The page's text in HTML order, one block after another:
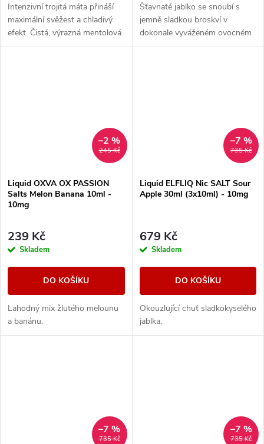
Intenzivní trojitá máta přináší
maximální svěžest a chladivý
efekt. Čistá, výrazná mentolová
chuť pro milovníky silného
Šťavnaté jablko se snoubí s
jemně sladkou broskví v
dokonale vyváženém ovocném
mixu.
245 Kč
–2 %
Liquid OXVA OX PASSION
Salts Melon Banana 10ml -
10mg
239 Kč
Skladem
DO KOŠÍKU
Lahodný mix žlutého melounu
a banánu.
735 Kč
–7 %
Liquid ELFLIQ Nic SALT Sour
Apple 30ml (3x10ml) - 10mg
679 Kč
Skladem
DO KOŠÍKU
Okouzlující chuť sladkokyselého
jablka.
735 Kč
–7 %
735 Kč
–7 %